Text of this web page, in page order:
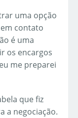
uma opção
contato
é uma
os encargos
me preparei
que fiz
a negociação.